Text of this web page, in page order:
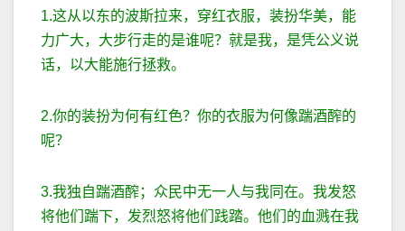
1.这从以东的波斯拉来，穿红衣服，装扮华美，能
力广大，大步行走的是谁呢？就是我，是凭公义说
话，以大能施行拯救。
2.你的装扮为何有红色？你的衣服为何像踹酒醡的
呢？
3.我独自踹酒醡；众民中无一人与我同在。我发怒
将他们踹下，发烈怒将他们践踏。他们的血溅在我